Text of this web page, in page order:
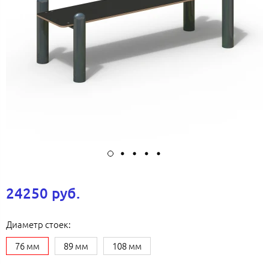
24250 руб.
Диаметр стоек:
76 мм
89 мм 108 мм